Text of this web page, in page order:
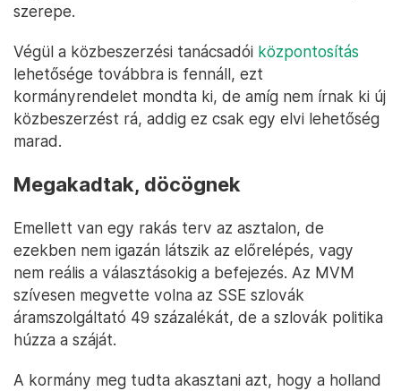
szerepe.
Végül a közbeszerzési tanácsadói központosítás
lehetősége továbbra is fennáll, ezt
kormányrendelet mondta ki, de amíg nem írnak ki új
közbeszerzést rá, addig ez csak egy elvi lehetőség
marad.
Megakadtak, döcögnek
Emellett van egy rakás terv az asztalon, de
ezekben nem igazán látszik az előrelépés, vagy
nem reális a választásokig a befejezés. Az MVM
szívesen megvette volna az SSE szlovák
áramszolgáltató 49 százalékát, de a szlovák politika
húzza a száját.
A kormány meg tudta akasztani azt, hogy a holland